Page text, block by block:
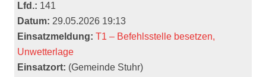
Lfd.: 141
Datum: 29.05.2026 19:13
Einsatzmeldung: T1 – Befehlsstelle besetzen,
Unwetterlage
Einsatzort: (Gemeinde Stuhr)